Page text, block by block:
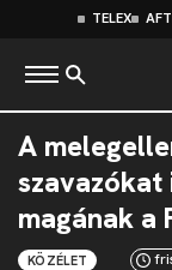
TELEX
A
szavazókat
magának a
KÖZÉLET